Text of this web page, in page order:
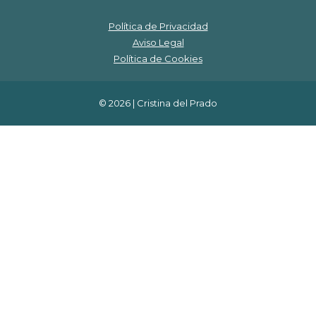
Política de Privacidad
Aviso Legal
Política de Cookies
© 2026 | Cristina del Prado